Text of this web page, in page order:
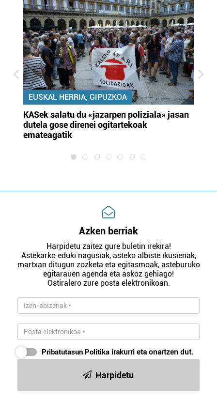
EUSKAL HERRIA, GIPUZKOA
KASek salatu du «jazarpen poliziala» jasan
dutela gose direnei ogitartekoak
emateagatik
Azken berriak
Harpidetu zaitez gure buletin irekira!
Astekarko eduki nagusiak, asteko albiste ikusienak,
martxan ditugun zozketa eta egitasmoak, asteburuko
egitarauen agenda eta askoz gehiago!
Ostiralero zure posta elektronikoan.
Pribatutasun Politika irakurri eta onartzen dut.
Harpidetu